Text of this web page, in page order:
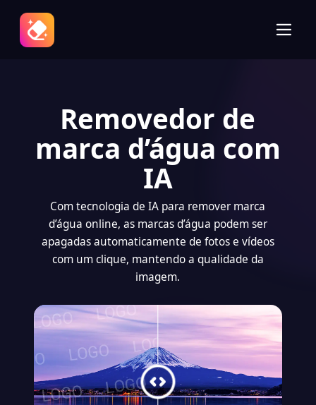
Removedor de
marca d’água com
IA
Com tecnologia de IA para remover marca
d’água online, as marcas d’água podem ser
apagadas automaticamente de fotos e vídeos
com um clique, mantendo a qualidade da
imagem.